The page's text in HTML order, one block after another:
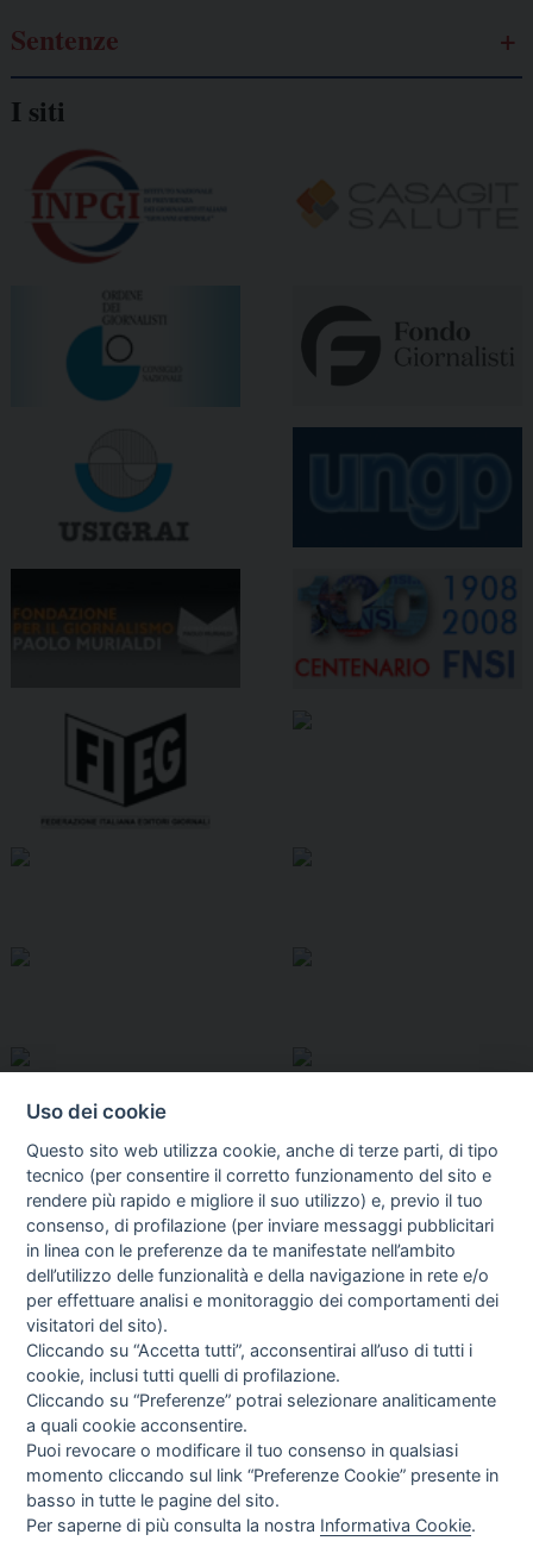
Sentenze
I siti
I libri Vedi tutti
Direttrice Responsabile: Alessandra Costante | Registrazione al Tribunale Civile
Uso dei cookie
Questo sito web utilizza cookie, anche di terze parti, di tipo
tecnico (per consentire il corretto funzionamento del sito e
rendere più rapido e migliore il suo utilizzo) e, previo il tuo
consenso, di profilazione (per inviare messaggi pubblicitari
in linea con le preferenze da te manifestate nell’ambito
dell’utilizzo delle funzionalità e della navigazione in rete e/o
per effettuare analisi e monitoraggio dei comportamenti dei
visitatori del sito).
Cliccando su “Accetta tutti”, acconsentirai all’uso di tutti i
cookie, inclusi tutti quelli di profilazione.
Cliccando su “Preferenze” potrai selezionare analiticamente
a quali cookie acconsentire.
Puoi revocare o modificare il tuo consenso in qualsiasi
momento cliccando sul link “Preferenze Cookie” presente in
basso in tutte le pagine del sito.
Per saperne di più consulta la nostra Informativa Cookie.